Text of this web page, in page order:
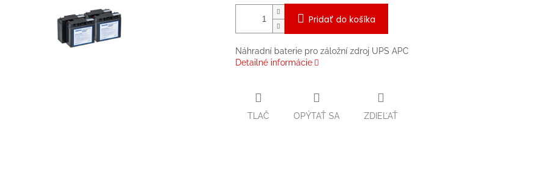
Pridať do košíka
Náhradní baterie pro záložní zdroj UPS APC
Detailné informácie
TLAČ OPÝTAŤ SA ZDIEĽAŤ